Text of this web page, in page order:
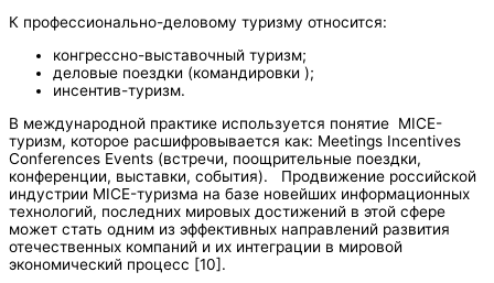
К профессионально-деловому туризму относится:
конгрессно-выставочный туризм;
деловые поездки (командировки );
инсентив-туризм.
В международной практике используется понятие MICE-
туризм, которое расшифровывается как: Meetings Incentives
Conferences Events (встречи, поощрительные поездки,
конференции, выставки, события). Продвижение российской
индустрии MICE-туризма на базе новейших информационных
технологий, последних мировых достижений в этой сфере
может стать одним из эффективных направлений развития
отечественных компаний и их интеграции в мировой
экономический процесс [10].